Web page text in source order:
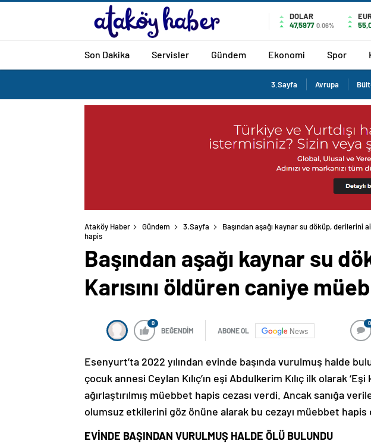
DOLAR
47,5977 0.06%
Son Dakika Servisler Gündem Ekonomi Spor
3.Sayfa Avrupa
Ataköy Haber Gündem 3.Sayfa
Başından aşağı kaynar su döküp, derilerini
hapis
Başından aşağı kaynar su
Karısını öldüren caniye
0
BEĞENDİM ABONE OL News
0
Esenyurt’ta 2022 yılından evinde başında vurulmuş halde
çocuk annesi Ceylan Kılıç’ın eşi Abdulkerim Kılıç ilk olarak
ağırlaştırılmış müebbet hapis cezası verdi. Ancak sanığa
olumsuz etkilerini göz önüne alarak bu cezayı müebbet hapis
EVİNDE BAŞINDAN VURULMUŞ HALDE ÖLÜ BULUNDU